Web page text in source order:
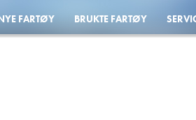
FARTØY BRUKTE FARTØY